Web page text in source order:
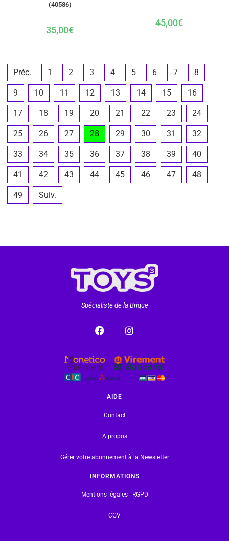
(40586)
35,00€
45,00€
Préc. 1 2 3 4 5 6 7 8
9 10 11 12 13 14 15 16
17 18 19 20 21 22 23 24
25 26 27 28 29 30 31 32
33 34 35 36 37 38 39 40
41 42 43 44 45 46 47 48
49 Suiv.
Spécialiste de la Brique
AIDE
Contact
A propos
Gérer votre abonnement à la Newsletter
INFORMATIONS
Mentions légales | RGPD
CGV